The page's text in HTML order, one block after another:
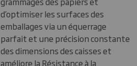
d’optimiser les surfaces des
emballages via un équerrage
parfait et une précision constante
des dimensions des caisses et
améliore la Résistance à la